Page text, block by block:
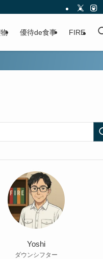
優待de食事 FIRE
Yoshi
ダウンシフター